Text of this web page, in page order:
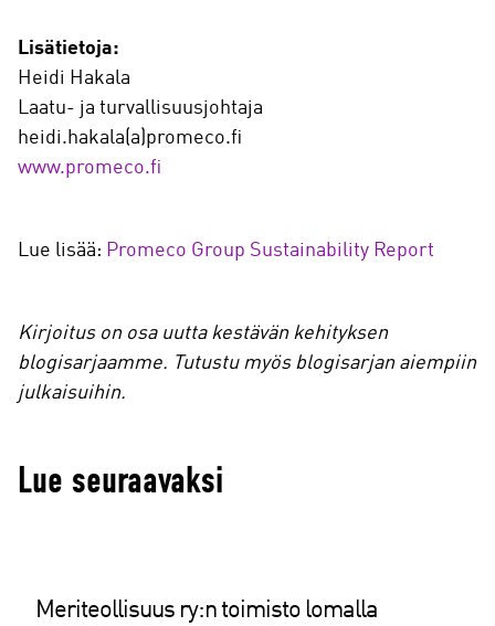
Lisätietoja:
Heidi Hakala
Laatu- ja turvallisuusjohtaja
heidi.hakala(a)promeco.fi
www.promeco.fi
Lue lisää: Promeco Group Sustainability Report
Kirjoitus on osa uutta kestävän kehityksen
blogisarjaamme. Tutustu myös blogisarjan aiempiin
julkaisuihin.
Lue seuraavaksi
Meriteollisuus ry:n toimisto lomalla